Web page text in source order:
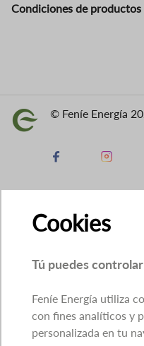
Condiciones de productos
Imagen © Feníe Energía
Facebook Instagram
Cookies
Tú puedes
Feníe Energía utiliza
con fines analíticos y
personalizada en tu